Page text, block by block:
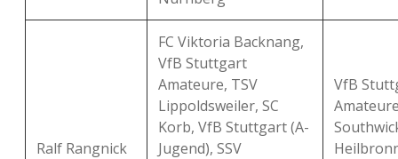
Ralf Rangnick
FC Viktoria Backnang,
VfB Stuttgart
Amateure, TSV
Lippoldsweiler, SC
Korb, VfB Stuttgart (A-
Jugend), SSV
VfB